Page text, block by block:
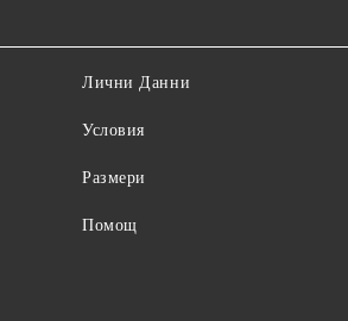
Лични Данни
Условия
Размери
Помощ